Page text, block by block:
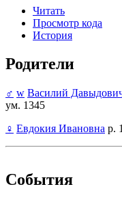
Читать
Просмотр кода
История
Родители
♂ w Василий
ум. 1345
♀ Евдокия Ивановна р.
События